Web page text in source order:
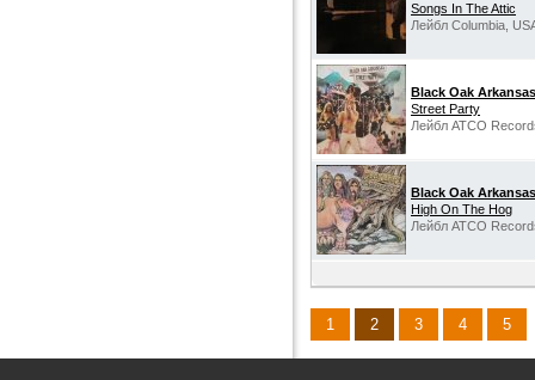
Songs In The Attic
Лейбл Columbia,
Black Oak Arkansas
Street Party
Лейбл ATCO
Black Oak Arkansas
High On The Hog
Лейбл ATCO
1 2 3 4 5